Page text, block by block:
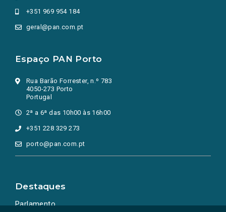
+351 969 954 184
geral@pan.com.pt
Espaço PAN Porto
Rua Barão Forrester, n.º 783
4050-273 Porto
Portugal
2ª a 6ª das 10h00 às 16h00
+351 228 329 273
porto@pan.com.pt
Destaques
Parlamento